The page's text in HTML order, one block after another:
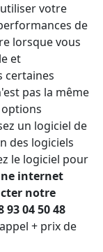
votre
de
lorsque vous
et
certaines
pas la même
un logiciel de
des logiciels
le logiciel pour
internet
notre
04 50 48
+ prix de